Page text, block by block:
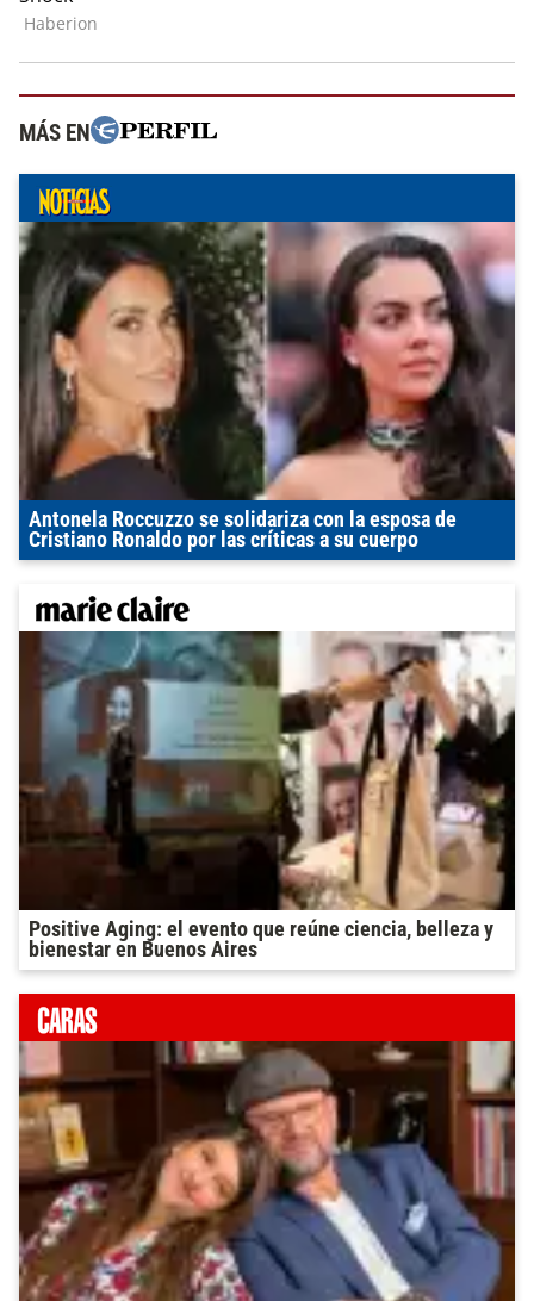
MÁS EN
Antonela Roccuzzo se solidariza con la esposa de
Cristiano Ronaldo por las críticas a su cuerpo
Positive Aging: el evento que reúne ciencia, belleza y
bienestar en Buenos Aires